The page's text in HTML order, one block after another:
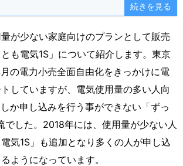
続きを見る
が少ない家庭向けのプランとして販売
も電気1S」について紹介します。東京
の電力小売全面自由化をきっかけに電
していますが、電気使用量の多い人向
か申し込みを行う事ができない「ずっ
でした。2018年には、使用量が少ない人
気1S」も追加となり多くの人が申し込
ようになっています。